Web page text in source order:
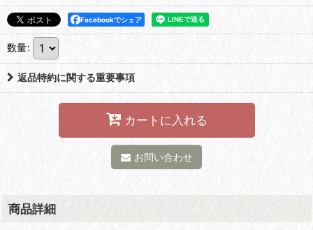
Facebookでシェア
数量:
返品特約に関する重要事項
カートに入れる
お問い合わせ
商品詳細